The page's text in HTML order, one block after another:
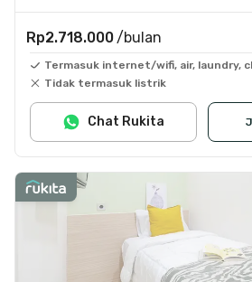
Rp2.718.000 /bulan
Termasuk internet/wifi, air, laundry,
Tidak termasuk listrik
Chat Rukita